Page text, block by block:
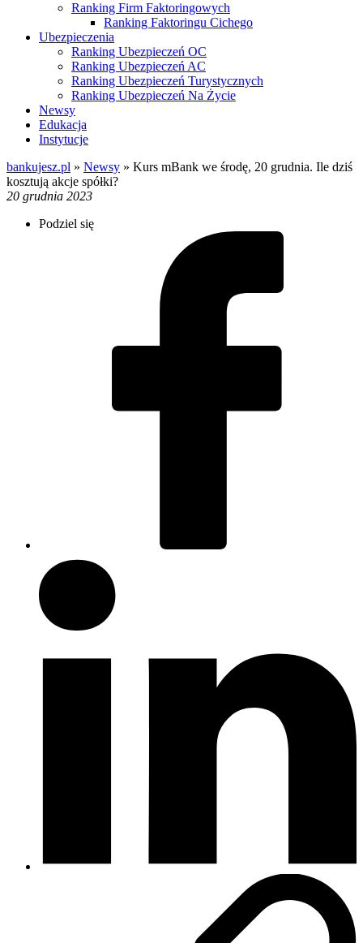
Ranking Firm Faktoringowych
Ranking Faktoringu Cichego
Ubezpieczenia
Ranking Ubezpieczeń OC
Ranking Ubezpieczeń AC
Ranking Ubezpieczeń Turystycznych
Ranking Ubezpieczeń Na Życie
Newsy
Edukacja
Instytucje
bankujesz.pl » Newsy » Kurs mBank we środę, 20 grudnia. Ile dziś
kosztują akcje spółki?
20 grudnia 2023
Podziel się